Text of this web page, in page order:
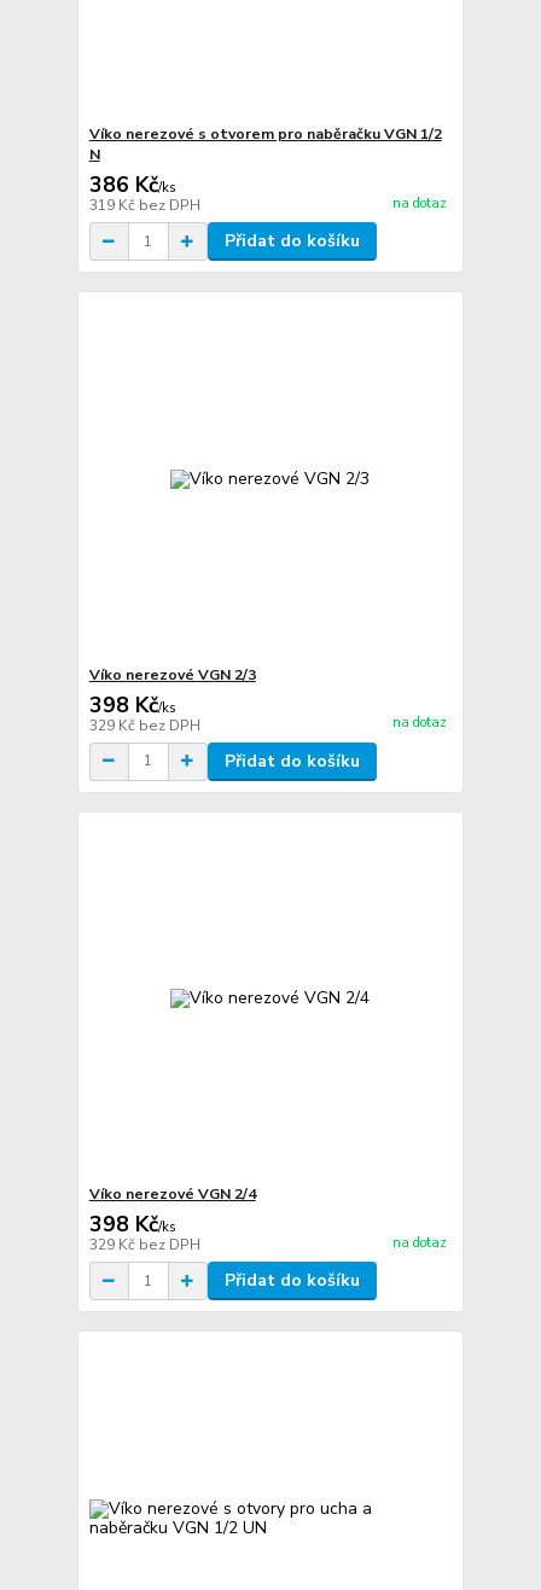
Víko nerezové s otvorem pro naběračku VGN 1/2
N
386 Kč/ks
319 Kč bez DPH na dotaz
Přidat do košíku
Víko nerezové VGN 2/3
398 Kč/ks
329 Kč bez DPH na dotaz
Přidat do košíku
Víko nerezové VGN 2/4
398 Kč/ks
329 Kč bez DPH na dotaz
Přidat do košíku